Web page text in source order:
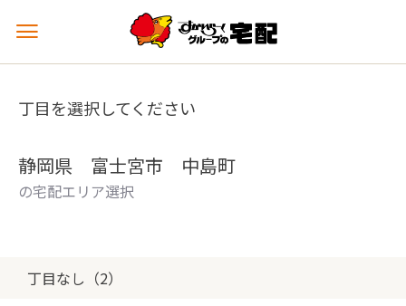
メ
ュ
を
丁目を選択してください
静岡県 富士宮市 中島町
の宅配エリア選択
丁目なし（2）